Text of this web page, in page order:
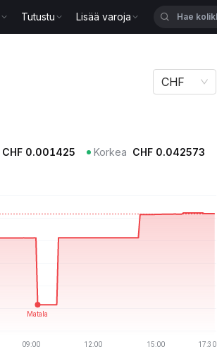
Tutustu Lisää varoja
CHF
CHF 0.001425 Korkea CHF 0.042573